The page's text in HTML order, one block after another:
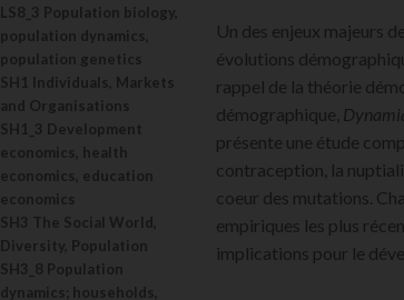
LS8_3 Population biology,
population dynamics,
population genetics
SH1 Individuals, Markets
and Organisations
SH1_3 Development
economics, health
economics, education
economics
SH3 The Social World,
Diversity, Population
SH3_8 Population
dynamics; households,
Un des enjeux majeurs
évolutions
rappel de la théorie
démographique,
présente une étude
contraception, la
coeur des mutations.
empiriques les plus
implications pour le